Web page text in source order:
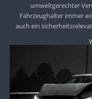
umweltgerechter Verwertung. Ein
Fahrzeughalter immer
auch ein